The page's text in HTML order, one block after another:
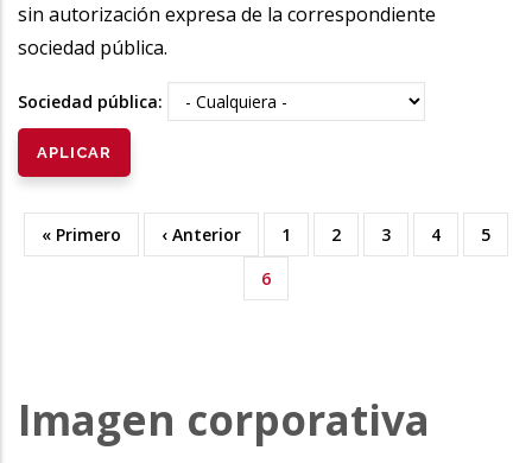
sin autorización expresa de la correspondiente
sociedad pública.
Sociedad pública:
Paginación
Primera
página
« Primero
Página
anterior
‹ Anterior Page
1 Page
2 Page
3 Page
4 Page
5
Página
actual
6
Imagen corporativa